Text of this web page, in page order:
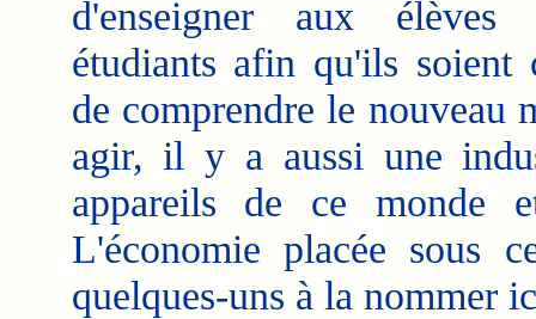
d'enseigner aux
étudiants afin qu'ils soient
de comprendre le nouveau
agir, il y a aussi une
appareils de ce monde
L'économie placée sous
quelques-uns à la nommer